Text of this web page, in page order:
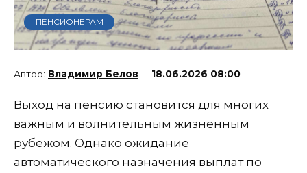
ПЕНСИОНЕРАМ
Владимир Белов 18.06.2026 08:00
Выход на пенсию становится для многих
важным и волнительным жизненным
рубежом. Однако ожидание
автоматического назначения выплат по